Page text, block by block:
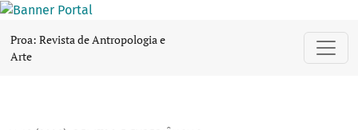
Proa: Revista de Antropologia e
Arte